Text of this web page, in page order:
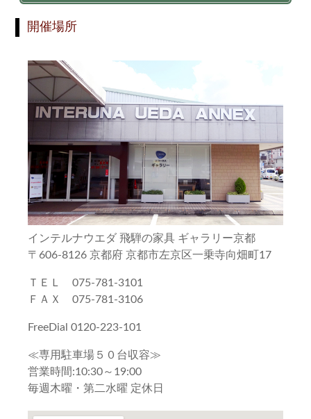
開催場所
インテルナウエダ 飛騨の家具 ギャラリー京都
〒606-8126 京都府 京都市左京区一乗寺向畑町17
ＴＥＬ 075-781-3101
ＦＡＸ 075-781-3106
FreeDial 0120-223-101
≪専用駐車場５０台収容≫
営業時間:10:30～19:00
毎週木曜・第二水曜 定休日